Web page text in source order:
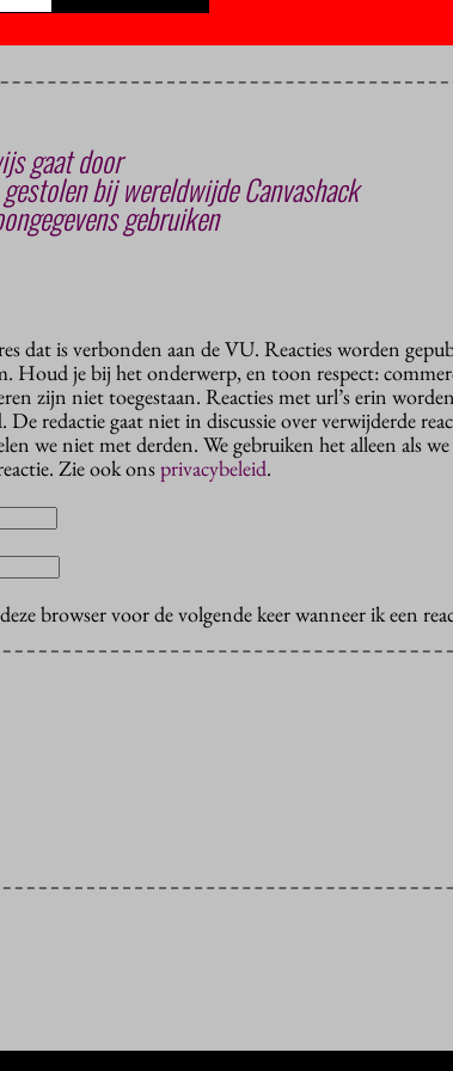
gaat door
bij wereldwijde Canvashack
gebruiken
dat is verbonden aan de VU. Reacties worden
Houd je bij het onderwerp, en toon respect:
zijn niet toegestaan. Reacties met url’s erin
redactie gaat niet in discussie over verwijderde
we niet met derden. We gebruiken het alleen als
Zie ook onsprivacybeleid.
browser voor de volgende keer wanneer ik een